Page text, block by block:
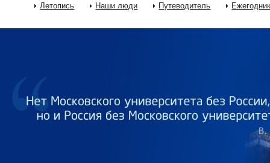
Главное меню
Летопись Наши люди Путеводитель